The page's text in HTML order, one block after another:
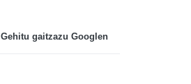
Gehitu gaitzazu Googlen